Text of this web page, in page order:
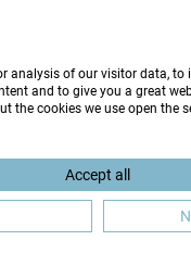
exhibitors themselves.
for the
analysis of our visitor data, to
and to give you a great
the cookies we use open the
Accept all